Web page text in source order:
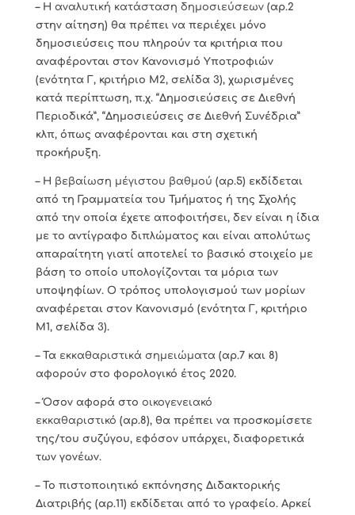
– Η αναλυτική κατάσταση δημοσιεύσεων (αρ.2
στην αίτηση) θα πρέπει να περιέχει μόνο
δημοσιεύσεις που πληρούν τα κριτήρια που
αναφέρονται στον Κανονισμό Υποτροφιών
(ενότητα Γ, κριτήριο Μ2, σελίδα 3), χωρισμένες
κατά περίπτωση, π.χ. “Δημοσιεύσεις σε Διεθνή
Περιοδικά”, “Δημοσιεύσεις σε Διεθνή Συνέδρια”
κλπ, όπως αναφέρονται και στη σχετική
προκήρυξη.
– Η βεβαίωση μέγιστου βαθμού (αρ.5) εκδίδεται
από τη Γραμματεία του Τμήματος ή της Σχολής
από την οποία έχετε αποφοιτήσει, δεν είναι η ίδια
με το αντίγραφο διπλώματος και είναι απολύτως
απαραίτητη γιατί αποτελεί το βασικό στοιχείο με
βάση το οποίο υπολογίζονται τα μόρια των
υποψηφίων. Ο τρόπος υπολογισμού των μορίων
αναφέρεται στον Κανονισμό (ενότητα Γ, κριτήριο
Μ1, σελίδα 3).
– Τα εκκαθαριστικά σημειώματα (αρ.7 και 8)
αφορούν στο φορολογικό έτος 2020.
– Όσον αφορά στο οικογενειακό
εκκαθαριστικό (αρ.8), θα πρέπει να προσκομίσετε
της/του συζύγου, εφόσον υπάρχει, διαφορετικά
των γονέων.
– Το πιστοποιητικό εκπόνησης Διδακτορικής
Διατριβής (αρ.11) εκδίδεται από το γραφείο. Αρκεί